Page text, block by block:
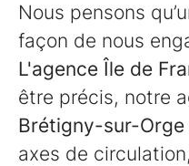
Nous pensons
façon de nous
L'agence Île de
être précis, notre
Brétigny-sur-Orge
axes de